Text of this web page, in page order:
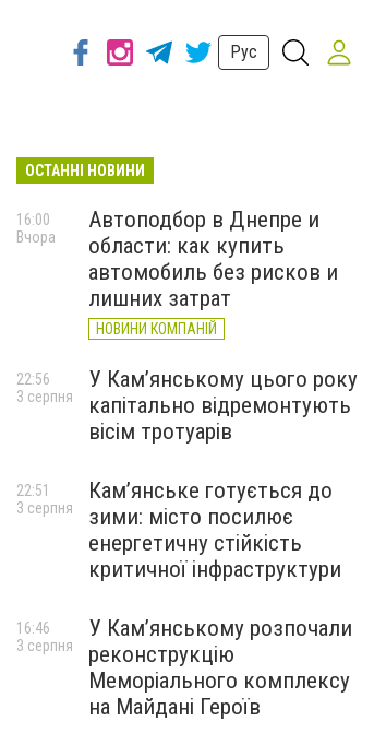
Рус
ОСТАННІ НОВИНИ
Автоподбор в Днепре и
области: как купить
автомобиль без рисков и
лишних затрат
НОВИНИ КОМПАНІЙ
16:00
Вчора
У Кам’янському цього року
капітально відремонтують
вісім тротуарів
22:56
3 серпня
Кам’янське готується до
зими: місто посилює
енергетичну стійкість
критичної інфраструктури
22:51
3 серпня
У Кам’янському розпочали
реконструкцію
Меморіального комплексу
на Майдані Героїв
16:46
3 серпня